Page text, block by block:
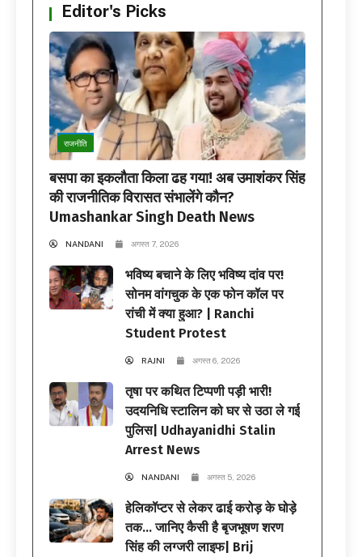
Editor's Picks
राजनीति
बसपा का इकलौता किला ढह गया! अब उमाशंकर सिंह
की राजनीतिक विरासत संभालेंगे कौन?
Umashankar Singh Death News
NANDANI अगस्त 7, 2026
भविष्य बचाने के लिए भविष्य दांव पर!
सोनम वांगचुक के एक फोन कॉल पर
रांची में क्या हुआ? | Ranchi
Student Protest
RAJNI अगस्त 6, 2026
तृषा पर कथित टिप्पणी पड़ी भारी!
उदयनिधि स्टालिन को घर से उठा ले गई
पुलिस| Udhayanidhi Stalin
Arrest News
NANDANI अगस्त 5, 2026
हेलिकॉप्टर से लेकर ढाई करोड़ के घोड़े
तक… जानिए कैसी है बृजभूषण शरण
सिंह की लग्जरी लाइफ| Brij